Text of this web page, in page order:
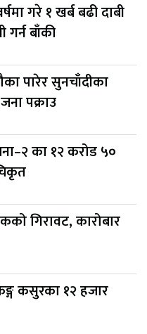
गरे १ खर्ब बढी दाबी
गर्न बाँकी
पारेर सुनचाँदीका
पक्राउ
का १२ करोड ५०
गिरावट, कारोबार
कसुरका १२ हजार